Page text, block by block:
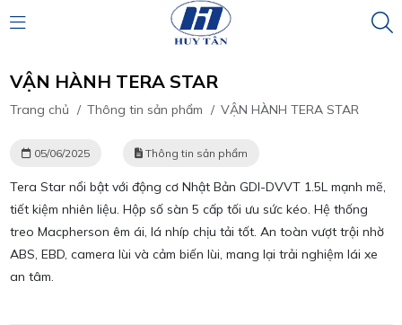
VẬN HÀNH TERA STAR
Trang chủ / Thông tin sản phẩm / VẬN HÀNH TERA STAR
05/06/2025 Thông tin sản phẩm
Tera Star nổi bật với động cơ Nhật Bản GDI-DVVT 1.5L mạnh mẽ,
tiết kiệm nhiên liệu. Hộp số sàn 5 cấp tối ưu sức kéo. Hệ thống
treo Macpherson êm ái, lá nhíp chịu tải tốt. An toàn vượt trội nhờ
ABS, EBD, camera lùi và cảm biến lùi, mang lại trải nghiệm lái xe
an tâm.